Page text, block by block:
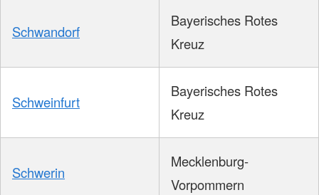
Schwandorf
Bayerisches Rotes
Kreuz
Schweinfurt
Bayerisches Rotes
Kreuz
Schwerin
Mecklenburg-
Vorpommern